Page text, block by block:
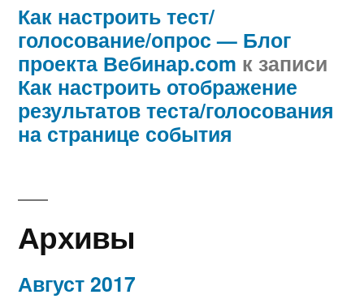
Как настроить тест/
голосование/опрос — Блог
проекта Вебинар.com к записи
Как настроить отображение
результатов теста/голосования
на странице события
Архивы
Август 2017